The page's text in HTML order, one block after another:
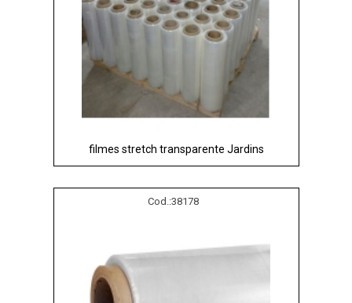
filmes stretch transparente Jardins
Cod.:38178